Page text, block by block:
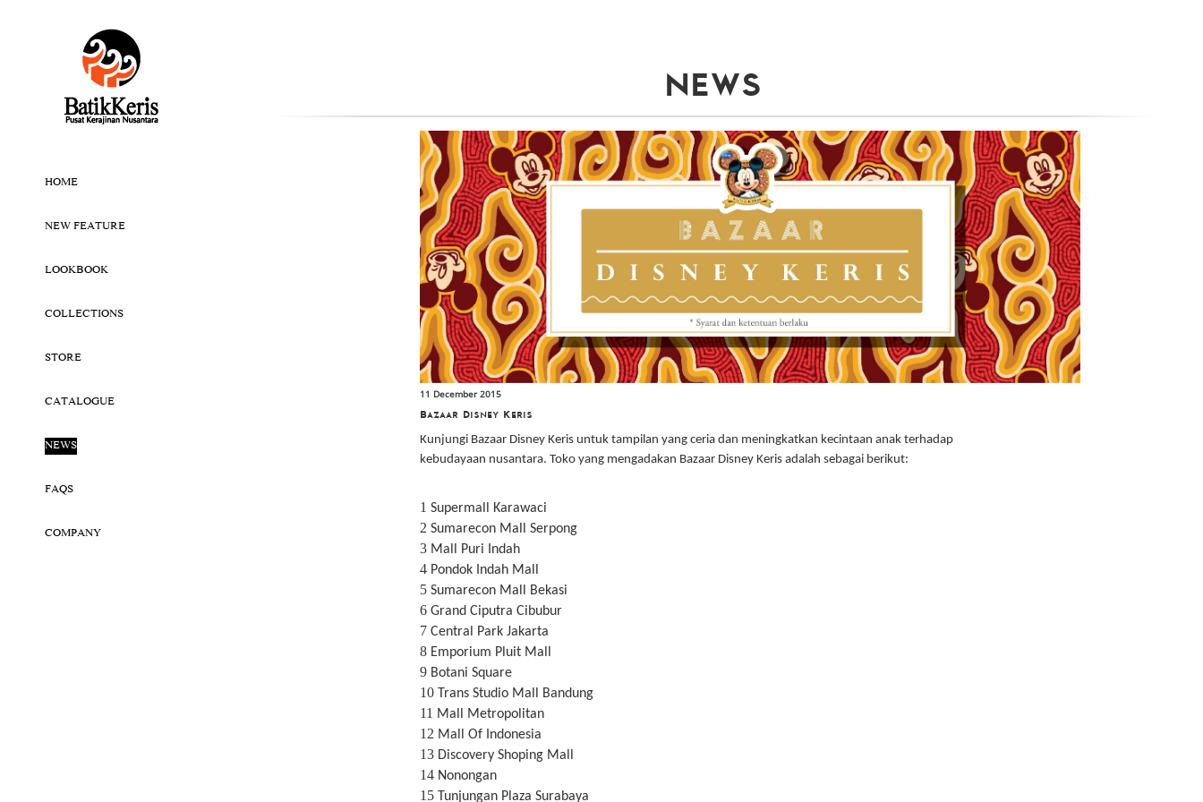
HOME
NEW FEATURE
LOOKBOOK
COLLECTIONS
STORE
CATALOGUE
NEWS
FAQS
COMPANY
NEWS
11 December 2015
Bazaar Disney Keris
Kunjungi Bazaar Disney Keris untuk tampilan yang ceria dan meningkatkan kecintaan anak terhadap
kebudayaan nusantara. Toko yang mengadakan Bazaar Disney Keris adalah sebagai berikut:
1 Supermall Karawaci
2 Sumarecon Mall Serpong
3 Mall Puri Indah
4 Pondok Indah Mall
5 Sumarecon Mall Bekasi
6 Grand Ciputra Cibubur
7 Central Park Jakarta
8 Emporium Pluit Mall
9 Botani Square
10 Trans Studio Mall Bandung
11 Mall Metropolitan
12 Mall Of Indonesia
13 Discovery Shoping Mall
14 Nonongan
15 Tunjungan Plaza Surabaya